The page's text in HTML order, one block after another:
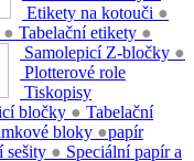
Etikety na kotouči ●
● Tabelační etikety ●
Samolepicí Z-bločky ●
bločky ●
bloky ●
sešity ●
Plotterové role
Tiskopisy
Tabelační
papír
Speciální papír a